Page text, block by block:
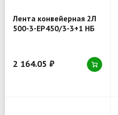
Лента конвейерная 2Л
500-3-EP450/3-3+1 НБ
2 164.05 ₽